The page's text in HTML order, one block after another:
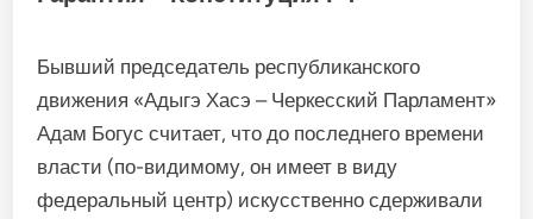
Бывший председатель республиканского
движения «Адыгэ Хасэ – Черкесский Парламент»
Адам Богус считает, что до последнего времени
власти (по-видимому, он имеет в виду
федеральный центр) искусственно сдерживали